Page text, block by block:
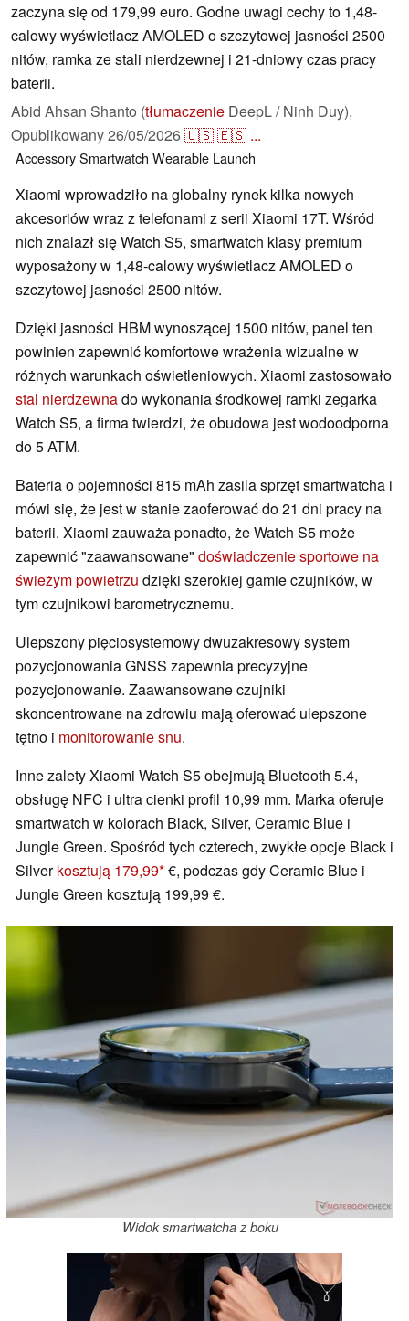
zaczyna się od 179,99 euro. Godne uwagi cechy to 1,48-
calowy wyświetlacz AMOLED o szczytowej jasności 2500
nitów, ramka ze stali nierdzewnej i 21-dniowy czas pracy
baterii.
Abid Ahsan Shanto (tłumaczenie DeepL / Ninh Duy),
Opublikowany26/05/2026🇺🇸🇪🇸 ...
AccessorySmartwatch Wearable Launch
Xiaomi wprowadziło na globalny rynek kilka nowych
akcesoriów wraz z telefonami z serii Xiaomi 17T. Wśród
nich znalazł się Watch S5, smartwatch klasy premium
wyposażony w 1,48-calowy wyświetlacz AMOLED o
szczytowej jasności 2500 nitów.
Dzięki jasności HBM wynoszącej 1500 nitów, panel ten
powinien zapewnić komfortowe wrażenia wizualne w
różnych warunkach oświetleniowych. Xiaomi zastosowało
stal nierdzewnado wykonania środkowej ramki zegarka
Watch S5, a firma twierdzi, że obudowa jest wodoodporna
do 5 ATM.
Bateria o pojemności 815 mAh zasila sprzęt smartwatcha i
mówi się, że jest w stanie zaoferować do 21 dni pracy na
baterii. Xiaomi zauważa ponadto, że Watch S5 może
zapewnić "zaawansowane" doświadczenie sportowe na
świeżym powietrzu dzięki szerokiej gamie czujników, w
tym czujnikowi barometrycznemu.
Ulepszony pięciosystemowy dwuzakresowy system
pozycjonowania GNSS zapewnia precyzyjne
pozycjonowanie. Zaawansowane czujniki
skoncentrowane na zdrowiu mają oferować ulepszone
tętno i monitorowanie snu.
Inne zalety Xiaomi Watch S5 obejmują Bluetooth 5.4,
obsługę NFC i ultra cienki profil 10,99 mm. Marka oferuje
smartwatch w kolorach Black, Silver, Ceramic Blue i
Jungle Green. Spośród tych czterech, zwykłe opcje Black i
Silverkosztują 179,99 €, podczas gdy Ceramic Blue i
Jungle Green kosztują 199,99 €.
Widok smartwatcha z boku